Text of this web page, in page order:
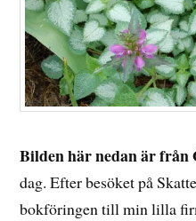
Bilden här nedan är från
dag. Efter besöket på
bokföringen till min lilla